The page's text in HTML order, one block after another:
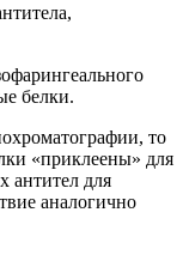
белки.
то
«приклеены» для
антител для
аналогично